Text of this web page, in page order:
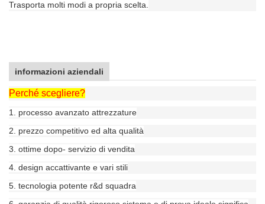
Trasporta molti modi a propria scelta.
informazioni aziendali
Perché scegliere?
1. processo avanzato attrezzature
2. prezzo competitivo ed alta qualità
3. ottime dopo- servizio di vendita
4. design accattivante e vari stili
5. tecnologia potente r&d squadra